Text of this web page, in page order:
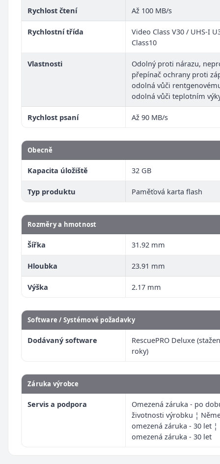
Rychlost čtení Až 100 MB/s
Rychlostní třída
Video Class V30 / UHS-I
Class10
Vlastnosti
Odolný proti nárazu,
přepínač ochrany proti
odolná vůči
odolná vůči teplotním
Rychlost psaní Až 90 MB/s
Obecně
Kapacita úložiště 32 GB
Typ produktu Paměťová karta flash
Rozměry a hmotnost
Šířka 31.92 mm
Hloubka 23.91 mm
Výška 2.17 mm
Software / Systémové požadavky
Dodávaný software
RescuePRO Deluxe
roky)
Záruka výrobce
Servis a podpora
Omezená záruka - po
životnosti výrobku ¦
omezená záruka - 30 let ¦
omezená záruka - 30 let